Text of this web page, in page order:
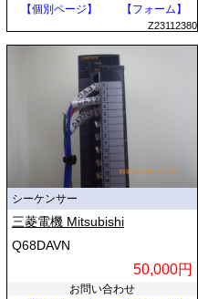
【個別ページ】
【フォーム】
Z23112380
シーケンサー
三菱電機 Mitsubishi
Q68DAVN
50,000円
お問い合わせ